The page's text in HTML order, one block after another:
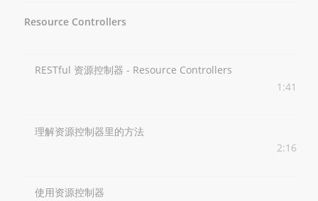
Resource Controllers
RESTful 资源控制器 - Resource Controllers
1:41
理解资源控制器里的方法
2:16
使用资源控制器